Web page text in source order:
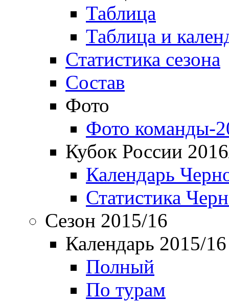
Таблица
Таблица и
Статистика сезона
Состав
Фото
Фото команды-
Кубок России
Календарь
Статистика
Сезон 2015/16
Календарь 2015/16
Полный
По турам